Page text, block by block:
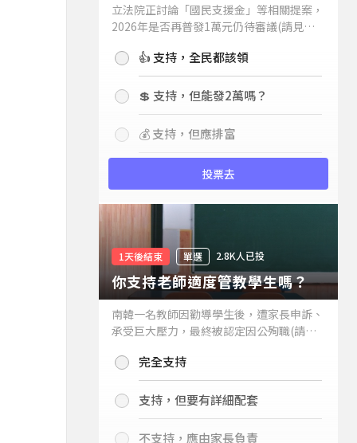
立法院正討論「國民支援金」等相關提案，
2026年是否再普發1萬元仍待審議(請見下
持嗎？👍 支持，全民都該領
💲 支持，但能發2萬嗎？
💰 支持，但應排富
投票去
1天後結束 單選 2.8K人已投
你支持老師適度管教學生嗎？
南韓一名教師因勸導學生後，遭家長申訴、
承受巨大壓力，最終被認定因公殉職(請見
你支持老師適度管教學生嗎？
完全支持
支持，但要有詳細配套
不支持，應由家長負責